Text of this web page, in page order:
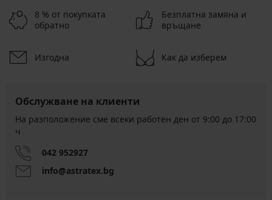
8 % от покупката
обратно
Безплатна замяна и
връщане
Изгодна Как да изберем
Обслужване на клиенти
На разположение сме всеки работен ден от 9:00 до 17:00
ч
042 952927
info@astratex.bg